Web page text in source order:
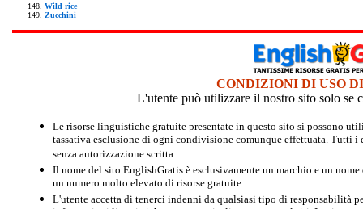
Wild rice
Zucchini
CONDIZIONI DI USO
L'utente può utilizzare il nostro sito solo se
Le risorse linguistiche gratuite presentate in questo sito si possono
tassativa esclusione di ogni condivisione comunque effettuata. Tutti
senza autorizzazione scritta.
Il nome del sito EnglishGratis è esclusivamente un marchio e un
un numero molto elevato di risorse gratuite
L'utente accetta di tenerci indenni da qualsiasi tipo di responsabilità